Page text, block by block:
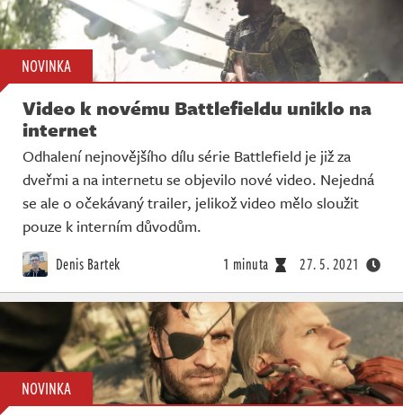
NOVINKA
Video k novému Battlefieldu uniklo na
internet
Odhalení nejnovějšího dílu série Battlefield je již za
dveřmi a na internetu se objevilo nové video. Nejedná
se ale o očekávaný trailer, jelikož video mělo sloužit
pouze k interním důvodům.
Denis Bartek 1 minuta 27. 5. 2021
NOVINKA